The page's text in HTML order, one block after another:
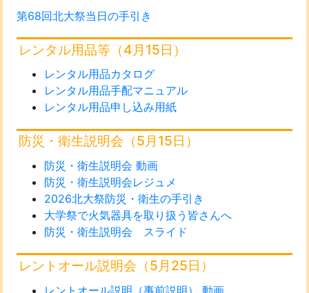
第68回北大祭当日の手引き
レンタル用品等（4月15日）
レンタル用品カタログ
レンタル用品手配マニュアル
レンタル用品申し込み用紙
防災・衛生説明会（5月15日）
防災・衛生説明会 動画
防災・衛生説明会レジュメ
2026北大祭防災・衛生の手引き
大学祭で火気器具を取り扱う皆さんへ
防災・衛生説明会 スライド
レントオール説明会（5月25日）